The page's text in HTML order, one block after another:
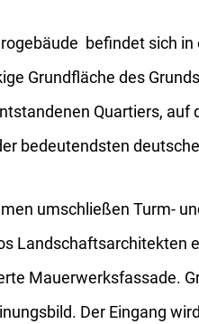
befindet sich
Grundfläche des
Quartiers, auf
bedeutendsten
umschließen Turm-
Landschaftsarchitekten
Mauerwerksfassade.
Der Eingang